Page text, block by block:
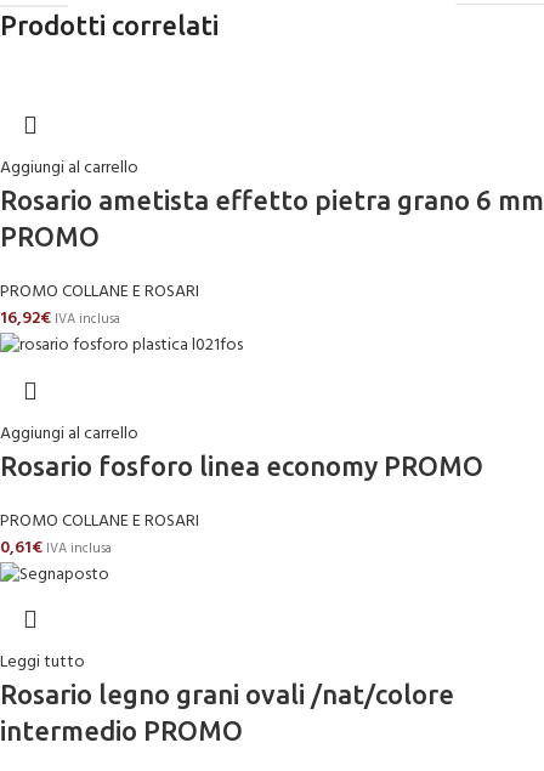
Prodotti correlati
Aggiungi al carrello
Rosario ametista effetto pietra grano 6 mm
PROMO
PROMO COLLANE E ROSARI
16,92€ IVA inclusa
Aggiungi al carrello
Rosario fosforo linea economy PROMO
PROMO COLLANE E ROSARI
0,61€ IVA inclusa
Leggi tutto
Rosario legno grani ovali /nat/colore
intermedio PROMO